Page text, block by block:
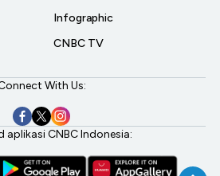
Infographic
CNBC TV
With Us:
aplikasi CNBC Indonesia: